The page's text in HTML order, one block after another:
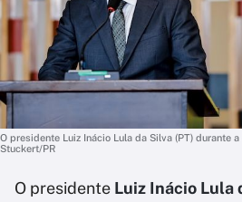
O presidente Luiz Inácio Lula da Silva (PT) durante
Stuckert/PR
O presidente Luiz Inácio Lula